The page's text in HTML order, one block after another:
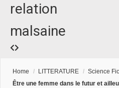
relation
malsaine
Home / LITTERATURE / Science
Être une femme dans le futur et